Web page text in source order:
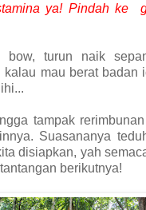
ya! Pindah ke
bow, turun naik
kalau mau berat badan
tampak
Suasananya
disiapkan, yah
berikutnya!